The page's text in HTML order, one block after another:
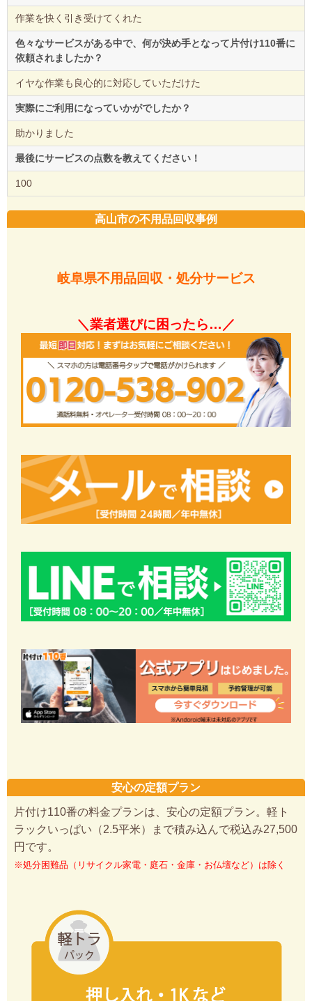
作業を快く引き受けてくれた
色々なサービスがある中で、何が決め手となって片付け110番に
依頼されましたか？
イヤな作業も良心的に対応していただけた
実際にご利用になっていかがでしたか？
助かりました
最後にサービスの点数を教えてください！
100
高山市の不用品回収事例
岐阜県不用品回収・処分サービス
＼業者選びに困ったら…／
安心の定額プラン
片付け110番の料金プランは、安心の定額プラン。軽ト
ラックいっぱい（2.5平米）まで積み込んで税込み27,500
円です。
※処分困難品（リサイクル家電・庭石・金庫・お仏壇など）は除く